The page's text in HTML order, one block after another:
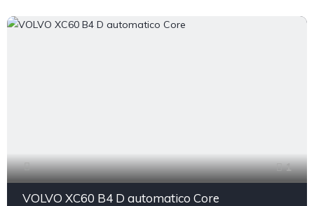
1
VOLVO XC60 B4 D automatico Core